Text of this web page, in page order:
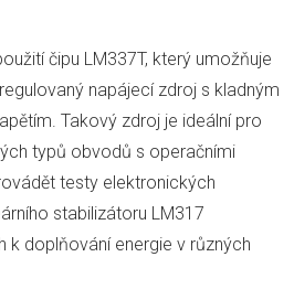
čipu LM337T, který umožňuje
napájecí zdroj s kladným
Takový zdroj je ideální pro
typů obvodů s operačními
testy elektronických
stabilizátoru LM317
k doplňování energie v různých